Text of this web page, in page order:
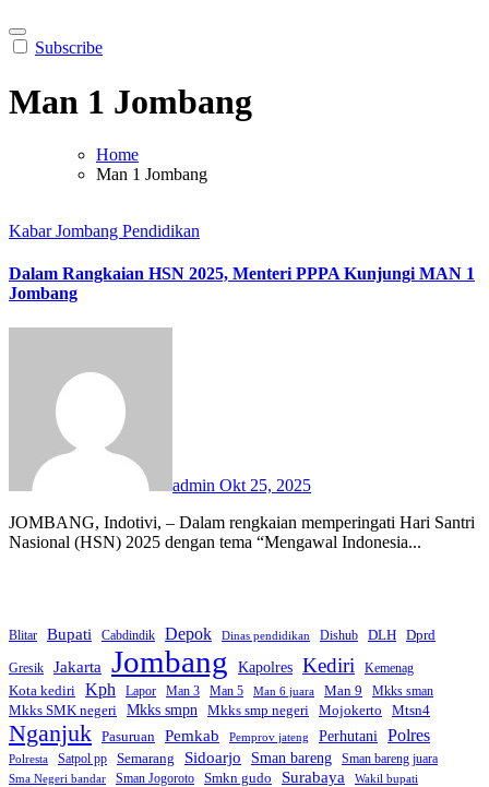
Subscribe
Man 1 Jombang
Home
Man 1 Jombang
Kabar Jombang Pendidikan
Dalam Rangkaian HSN 2025, Menteri PPPA Kunjungi MAN 1
Jombang
admin Okt 25, 2025
JOMBANG, Indotivi, – Dalam rengkaian memperingati Hari Santri
Nasional (HSN) 2025 dengan tema “Mengawal Indonesia...
Blitar Bupati Cabdindik Depok Dinas pendidikan Dishub DLH Dprd
Gresik Jakarta Jombang Kapolres Kediri Kemenag
Kota kediri Kph Lapor Man 3 Man 5 Man 6 juara Man 9 Mkks sman
Mkks SMK negeri Mkks smpn Mkks smp negeri Mojokerto Mtsn4
Nganjuk Pasuruan Pemkab Pemprov jateng Perhutani Polres
Polresta Satpol pp Semarang Sidoarjo Sman bareng Sman bareng juara
Sma Negeri bandar Sman Jogoroto Smkn gudo Surabaya Wakil bupati